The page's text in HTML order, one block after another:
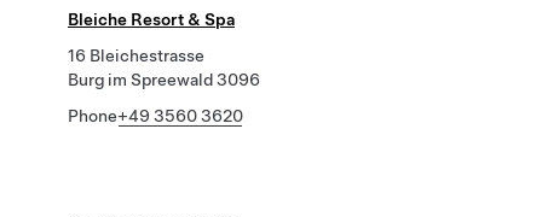
Bleiche Resort & Spa
16 Bleichestrasse
Burg im Spreewald 3096
Phone+49 3560 3620